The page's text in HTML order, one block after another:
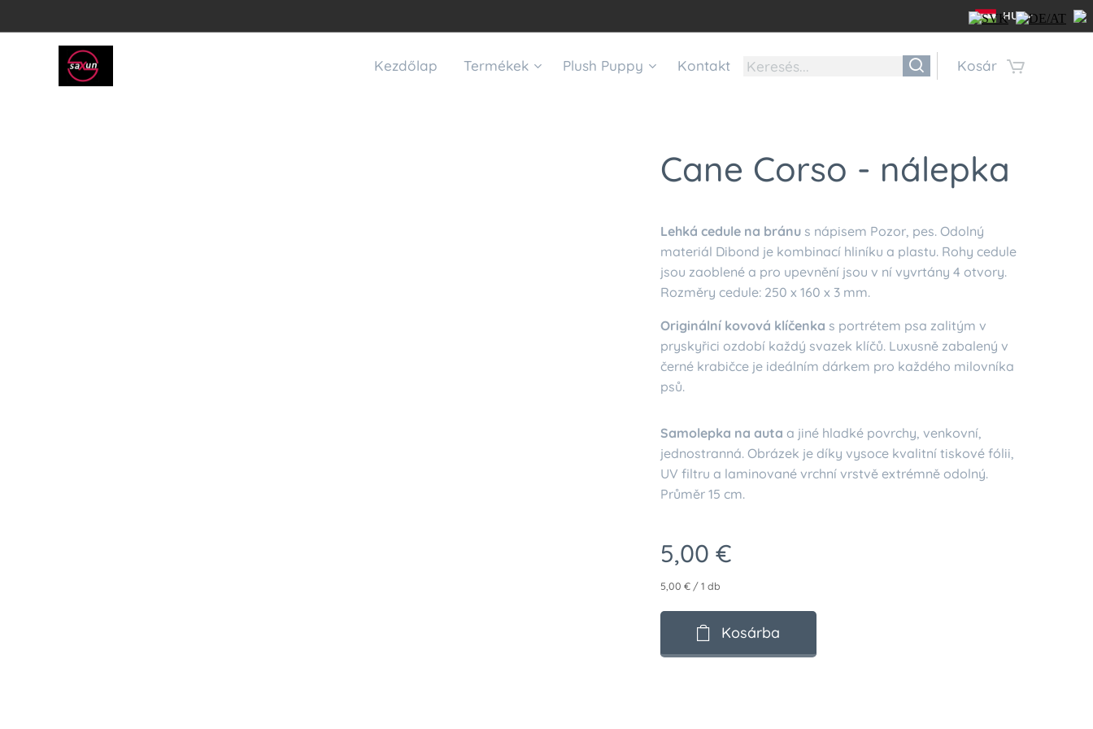
HU
Kezdőlap Termékek Plush Puppy Kontakt Kosár
Cane Corso - nálepka
Lehká cedule na bránu s nápisem Pozor, pes. Odolný
materiál Dibond je kombinací hliníku a plastu. Rohy cedule
jsou zaoblené a pro upevnění jsou v ní vyvrtány 4 otvory.
Rozměry cedule: 250 x 160 x 3 mm.
Originální kovová klíčenka s portrétem psa zalitým v
pryskyřici ozdobí každý svazek klíčů. Luxusně zabalený v
černé krabičce je ideálním dárkem pro každého milovníka
psů.
Samolepka na auta a jiné hladké povrchy, venkovní,
jednostranná. Obrázek je díky vysoce kvalitní tiskové fólii,
UV filtru a laminované vrchní vrstvě extrémně odolný.
Průměr 15 cm.
5,00 €
5,00 € / 1 db
Kosárba